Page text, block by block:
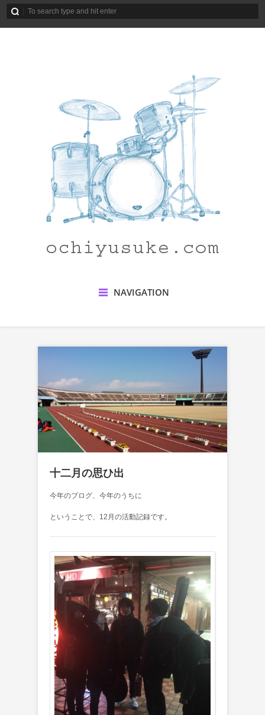
NAVIGATION
十二月の思ひ出
今年のブログ、今年のうちに
ということで、12月の活動記録です。